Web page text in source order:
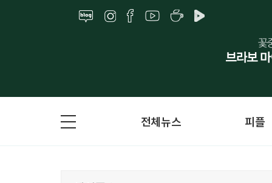
전체뉴스 피플